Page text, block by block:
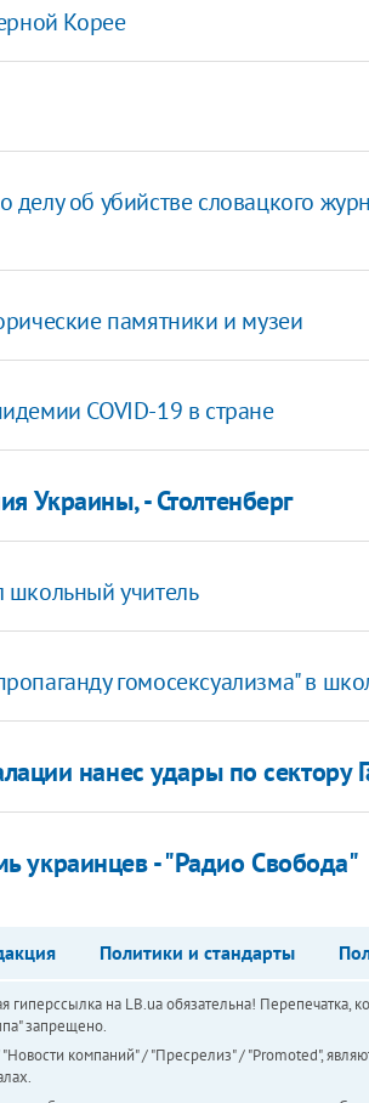
Корее
об убийстве словацкого
памятники и музеи
COVID-19 в стране
Украины, - Столтенберг
школьный учитель
гомосексуализма" в
нанес удары по сектору
украинцев - "Радио Свобода"
Политики и стандарты
на LB.ua обязательна!
запрещено.
компаний" / "Пресрелиз" / "Promoted",